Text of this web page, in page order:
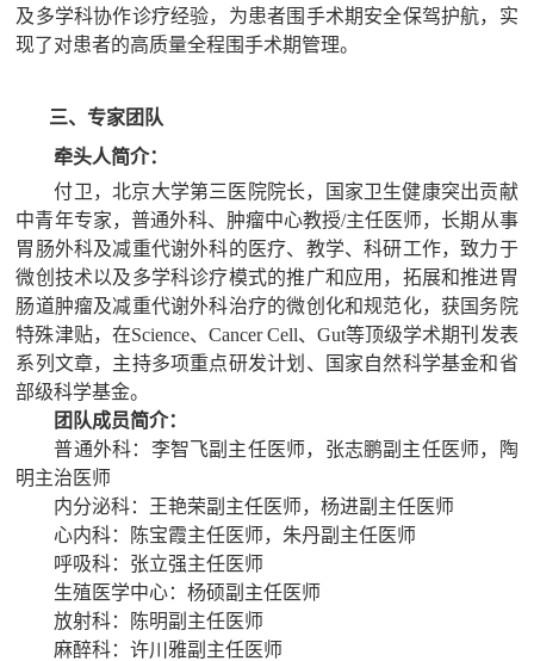
及多学科协作诊疗经验，为患者围手术期安全保驾护航，实
现了对患者的高质量全程围手术期管理。
三、专家团队
牵头人简介：
付卫，北京大学第三医院院长，国家卫生健康突出贡献
中青年专家，普通外科、肿瘤中心教授/主任医师，长期从事
胃肠外科及减重代谢外科的医疗、教学、科研工作，致力于
微创技术以及多学科诊疗模式的推广和应用，拓展和推进胃
肠道肿瘤及减重代谢外科治疗的微创化和规范化，获国务院
特殊津贴，在Science、 Cancer Cell、Gut等顶级学术期刊发表
系列文章，主持多项重点研发计划、国家自然科学基金和省
部级科学基金。
团队成员简介：
普通外科：李智飞副主任医师，张志鹏副主任医师，陶
明主治医师
内分泌科：王艳荣副主任医师，杨进副主任医师
心内科：陈宝霞主任医师，朱丹副主任医师
呼吸科：张立强主任医师
生殖医学中心：杨硕副主任医师
放射科：陈明副主任医师
麻醉科：许川雅副主任医师